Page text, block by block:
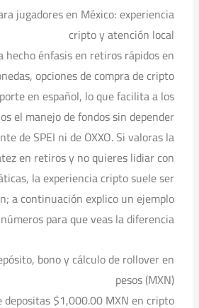
jugadores en México: experiencia
cripto y atención local
hecho énfasis en retiros rápidos en
opciones de compra de cripto
en español, lo que facilita a los
el manejo de fondos sin depender
de SPEI ni de OXXO. Si valoras la
en retiros y no quieres lidiar con
la experiencia cripto suele ser
a continuación explico un ejemplo
para que veas la diferencia.
bono y cálculo de rollover en
pesos (MXN)
depositas $1,000.00 MXN en cripto